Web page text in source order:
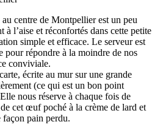
centre de Montpellier est un peu
à l’aise et réconfortés dans cette petite
simple et efficace. Le serveur est
pour répondre à la moindre de nos
conviviale.
écrite au mur sur une grande
(ce qui est un bon point
nous réserve à chaque fois de
cet œuf poché à la crème de lard et
façon pain perdu.